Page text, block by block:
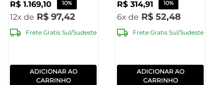
R$ 1.169,10 10%
12 R$ 97,42
Frete Gratis Sul/Sudeste
ADICIONAR AO
CARRINHO
R$ 314,91 10%
6 R$ 52,48
Frete Gratis Sul/Sudeste
ADICIONAR AO
CARRINHO